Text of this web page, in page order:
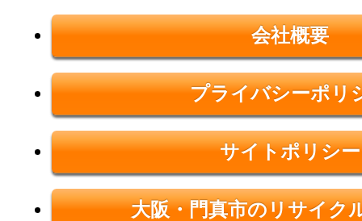
会社概要
プライバシーポリ
サイトポリシー
大阪・門真市のリサイク